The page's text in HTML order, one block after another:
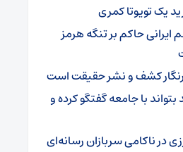
حاکم بر تنگه هرمز
کشف و نشر حقیقت است
بتواند با جامعه گفتگو کرده و
در ناکامی سربازان رسانه‌ای